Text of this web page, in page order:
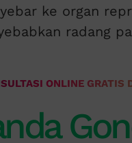
ke organ
radang
ONLINE GRATIS